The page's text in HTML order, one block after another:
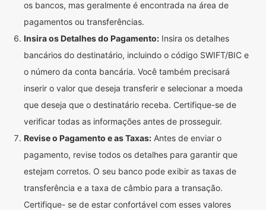
os bancos, mas geralmente é encontrada na área de
pagamentos ou transferências.
Insira os Detalhes do Pagamento: Insira os detalhes
bancários do destinatário, incluindo o código SWIFT/BIC e
o número da conta bancária. Você também precisará
inserir o valor que deseja transferir e selecionar a moeda
que deseja que o destinatário receba. Certifique-se de
verificar todas as informações antes de prosseguir.
Revise o Pagamento e as Taxas: Antes de enviar o
pagamento, revise todos os detalhes para garantir que
estejam corretos. O seu banco pode exibir as taxas de
transferência e a taxa de câmbio para a transação.
Certifique- se de estar confortável com esses valores